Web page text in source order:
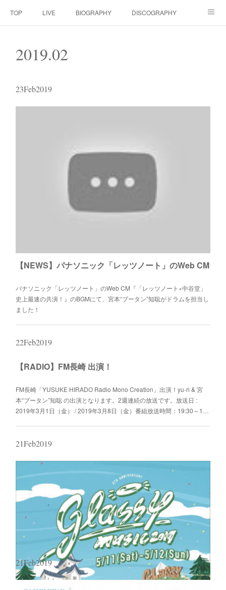
TOP LIVE BIOGRAPHY DISCOGRAPHY
2019.02
23Feb2019
【NEWS】パナソニック「レッツノート」のWeb CM
パナソニック「レッツノート」のWeb CM『「レッツノート×中谷堂」
史上最速の共演！』のBGMにて、宮本“ブータン”知聡がドラムを担当し
ました！
22Feb2019
【RADIO】FM長崎 出演！
FM長崎「YUSUKE HIRADO Radio Mono Creation」出演！yu-ri & 宮
本“ブータン”知聡 の出演となります。2週連続の放送です。放送日 :
2019年3月1日（金） / 2019年3月8日（金）番組放送時間：19:30～1…
21Feb2019
21Feb2019